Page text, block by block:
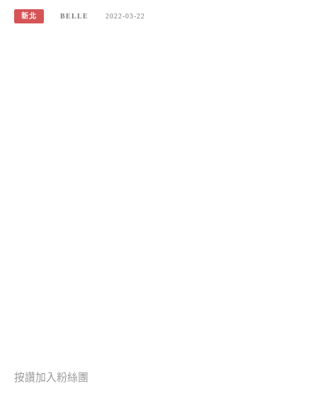
新北 BELLE 2022-03-22
按讚加入粉絲團